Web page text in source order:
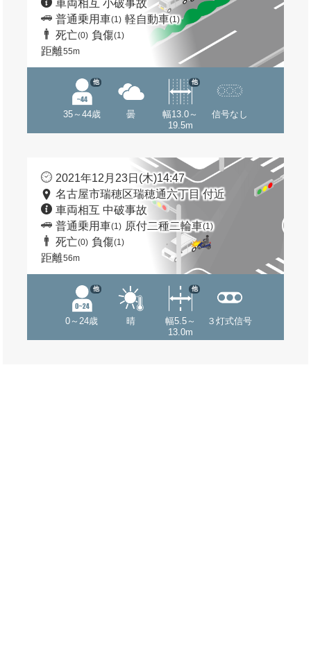
車両相互 小破事故
普通乗用車(1) 軽自動車(1)
死亡(0) 負傷(1)
距離55m
35～44歳
他
曇
幅13.0～
19.5m
他
信号なし
2021年12月23日(木)14:47
名古屋市瑞穂区瑞穂通六丁目 付近
車両相互 中破事故
普通乗用車(1) 原付二種二輪車(1)
死亡(0) 負傷(1)
距離56m
0～24歳
他
晴
幅5.5～
13.0m
他
３灯式信号